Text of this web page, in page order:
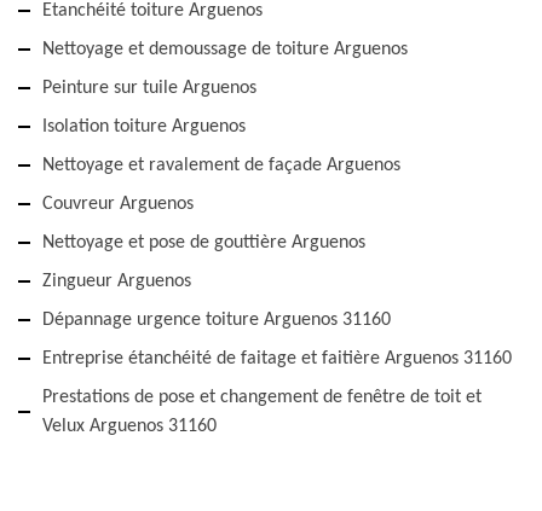
Etanchéité toiture Arguenos
Nettoyage et demoussage de toiture Arguenos
Peinture sur tuile Arguenos
Isolation toiture Arguenos
Nettoyage et ravalement de façade Arguenos
Couvreur Arguenos
Nettoyage et pose de gouttière Arguenos
Zingueur Arguenos
Dépannage urgence toiture Arguenos 31160
Entreprise étanchéité de faitage et faitière Arguenos 31160
Prestations de pose et changement de fenêtre de toit et
Velux Arguenos 31160